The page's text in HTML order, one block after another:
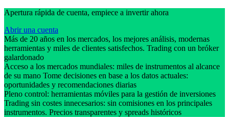
Apertura rápida de cuenta, empiece a invertir ahora
Abrir una cuenta
Más de 20 años en los mercados, los mejores análisis, modernas
herramientas y miles de clientes satisfechos. Trading con un bróker
galardonado
Acceso a los mercados mundiales: miles de instrumentos al alcance
de su mano Tome decisiones en base a los datos actuales:
oportunidades y recomendaciones diarias
Pleno control: herramientas móviles para la gestión de inversiones
Trading sin costes innecesarios: sin comisiones en los principales
instrumentos. Precios transparentes y spreads históricos